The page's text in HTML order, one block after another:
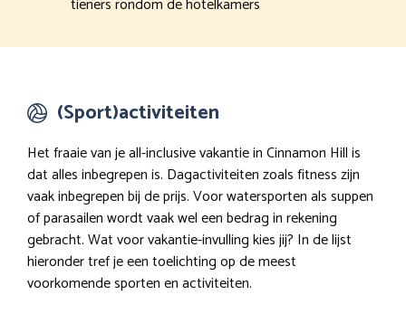
tieners rondom de hotelkamers
(Sport)activiteiten
Het fraaie van je all-inclusive vakantie in Cinnamon Hill is
dat alles inbegrepen is. Dagactiviteiten zoals fitness zijn
vaak inbegrepen bij de prijs. Voor watersporten als suppen
of parasailen wordt vaak wel een bedrag in rekening
gebracht. Wat voor vakantie-invulling kies jij? In de lijst
hieronder tref je een toelichting op de meest
voorkomende sporten en activiteiten.